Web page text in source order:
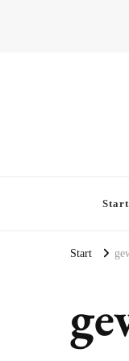
Start